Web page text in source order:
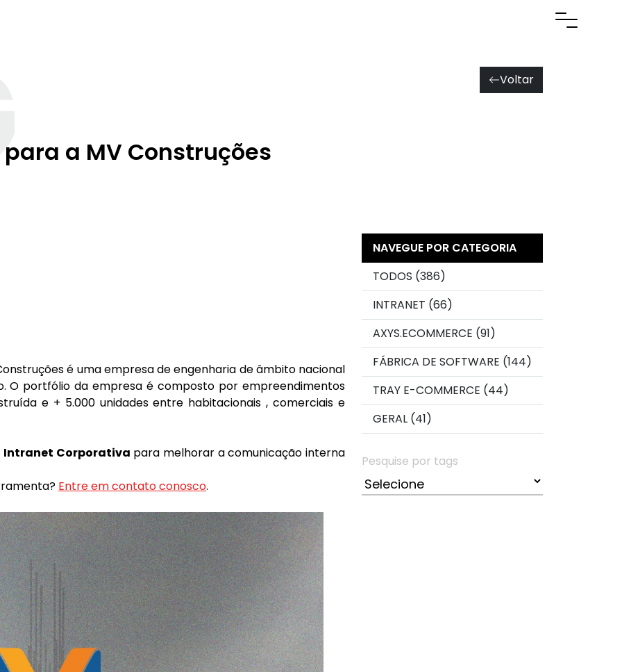
Abrir
Voltar
a MV Construções
é uma empresa de engenharia de âmbito nacional
O portfólio da empresa é composto por empreendimentos
e + 5.000 unidades entre habitacionais , comerciais e
Intranet Corporativa para melhorar a comunicação interna
Entre em contato conosco.
NAVEGUE POR CATEGORIA
TODOS (386)
INTRANET (66)
AXYS.ECOMMERCE (91)
FÁBRICA DE SOFTWARE (144)
TRAY E-COMMERCE (44)
GERAL (41)
Pesquise por tags